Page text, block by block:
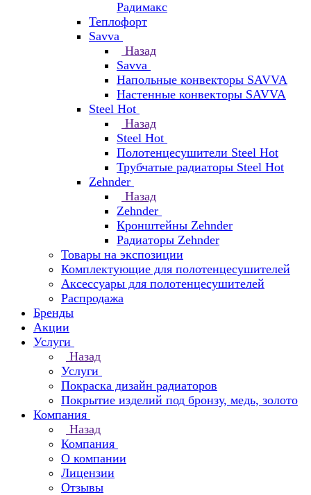
Радимакс
Теплофорт
Savva
Назад
Savva
Напольные конвекторы SAVVA
Настенные конвекторы SAVVA
Steel Hot
Назад
Steel Hot
Полотенцесушители Steel Hot
Трубчатые радиаторы Steel Hot
Zehnder
Назад
Zehnder
Кронштейны Zehnder
Радиаторы Zehnder
Товары на экспозиции
Комплектующие для полотенцесушителей
Аксессуары для полотенцесушителей
Распродажа
Бренды
Акции
Услуги
Назад
Услуги
Покраска дизайн радиаторов
Покрытие изделий под бронзу, медь, золото
Компания
Назад
Компания
О компании
Лицензии
Отзывы